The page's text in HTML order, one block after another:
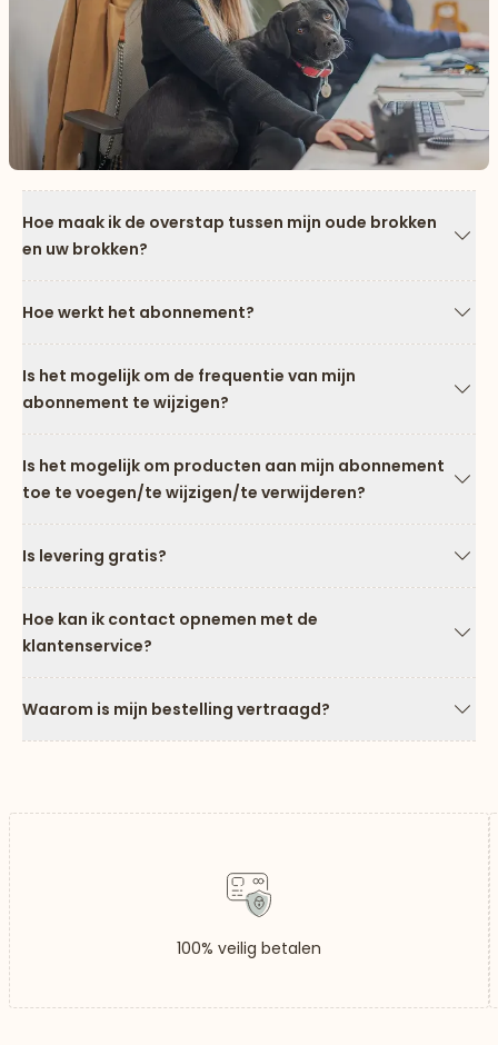
Hoe maak ik de overstap tussen mijn oude brokken
en uw brokken?
Hoe werkt het abonnement?
Pijl
Is het mogelijk om de frequentie van mijn
abonnement te wijzigen?
Is het mogelijk om producten aan mijn abonnement
toe te voegen/te wijzigen/te verwijderen?
Is levering gratis?
Pijl
Hoe kan ik contact opnemen met de
klantenservice?
Waarom is mijn bestelling vertraagd?
Pijl
100% veilig betalen